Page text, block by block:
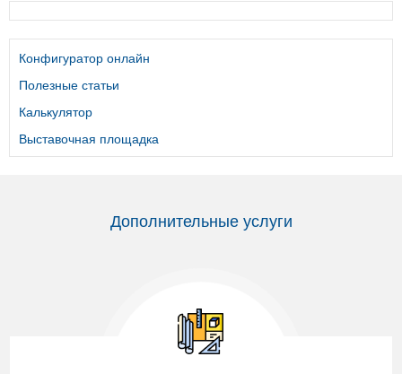
Конфигуратор онлайн
Полезные статьи
Калькулятор
Выставочная площадка
Дополнительные услуги